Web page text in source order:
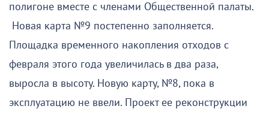
полигоне вместе с членами Общественной палаты.
Новая карта №9 постепенно заполняется.
Площадка временного накопления отходов с
февраля этого года увеличилась в два раза,
выросла в высоту. Новую карту, №8, пока в
эксплуатацию не ввели. Проект ее реконструкции